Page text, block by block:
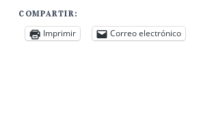
COMPARTIR:
Imprimir Correo electrónico